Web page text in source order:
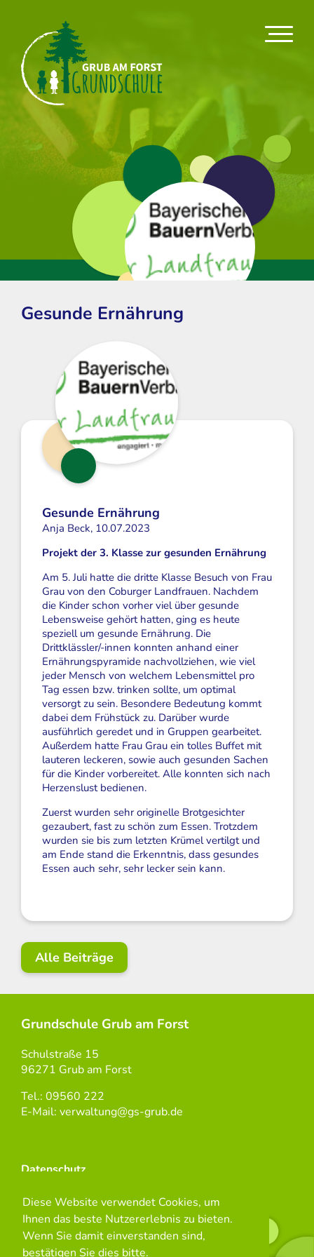
Diese Website verwendet Cookies, um
Ihnen das beste Nutzererlebnis zu bieten.
Wenn Sie damit einverstanden sind,
bestätigen Sie dies bitte.
Gesunde Ernährung
Gesunde Ernährung
Anja Beck, 10.07.2023
Projekt der 3. Klasse zur gesunden Ernährung
Am 5. Juli hatte die dritte Klasse Besuch von Frau
Grau von den Coburger Landfrauen. Nachdem
die Kinder schon vorher viel über gesunde
Lebensweise gehört hatten, ging es heute
speziell um gesunde Ernährung. Die
Drittklässler/-innen konnten anhand einer
Ernährungspyramide nachvollziehen, wie viel
jeder Mensch von welchem Lebensmittel pro
Tag essen bzw. trinken sollte, um optimal
versorgt zu sein. Besondere Bedeutung kommt
dabei dem Frühstück zu. Darüber wurde
ausführlich geredet und in Gruppen gearbeitet.
Außerdem hatte Frau Grau ein tolles Buffet mit
lauteren leckeren, sowie auch gesunden Sachen
für die Kinder vorbereitet. Alle konnten sich nach
Herzenslust bedienen.
Zuerst wurden sehr originelle Brotgesichter
gezaubert, fast zu schön zum Essen. Trotzdem
wurden sie bis zum letzten Krümel vertilgt und
am Ende stand die Erkenntnis, dass gesundes
Essen auch sehr, sehr lecker sein kann.
Alle Beiträge
Grundschule Grub am Forst
Schulstraße 15
96271 Grub am Forst
Tel.: 09560 222
E-Mail: verwaltung@gs-grub.de
Datenschutz
Impressum
Kontakt